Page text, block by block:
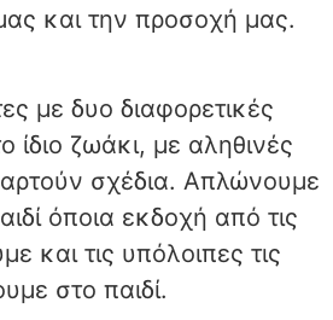
και την προσοχή μας.
με δυο διαφορετικές
ίδιο ζωάκι, με αληθινές
σχέδια. Απλώνουμε
όποια εκδοχή από τις
και τις υπόλοιπες τις
στο παιδί.